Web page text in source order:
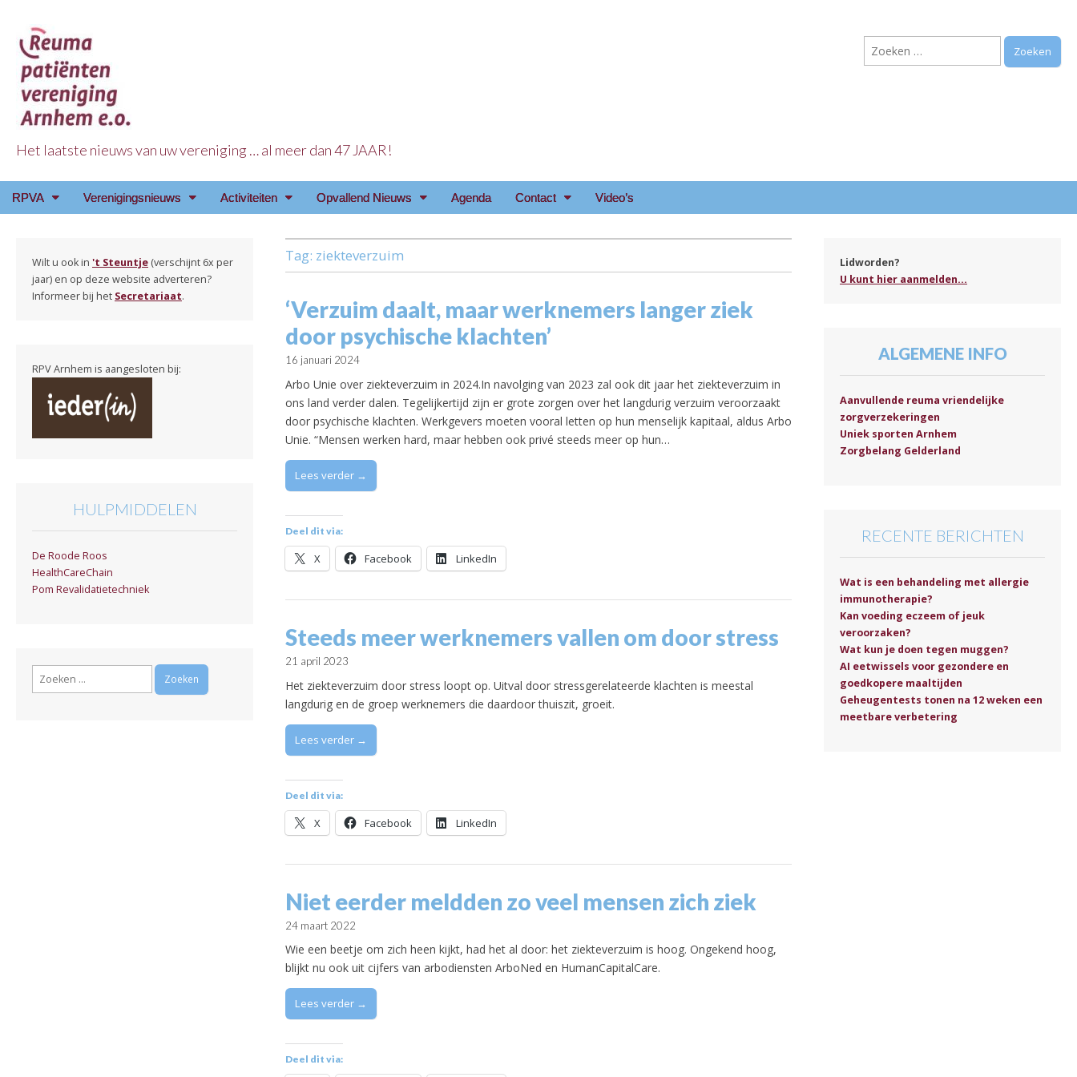
Reuma Patienten Vereniging Arnhem e.o.
Het laatste nieuws van uw vereniging … al meer dan 47 JAAR!
Zoeken
naar:
Main
Skip
RPVA Verenigingsnieuws Activiteiten Opvallend Nieuws Agenda Contact Video’s
Tag: ziekteverzuim
‘Verzuim daalt, maar werknemers langer ziek
door psychische klachten’
16 januari 2024
Arbo Unie over ziekteverzuim in 2024.In navolging van 2023 zal ook dit jaar het ziekteverzuim in
ons land verder dalen. Tegelijkertijd zijn er grote zorgen over het langdurig verzuim veroorzaakt
door psychische klachten. Werkgevers moeten vooral letten op hun menselijk kapitaal, aldus Arbo
Unie. “Mensen werken hard, maar hebben ook privé steeds meer op hun…
Lees verder →
Deel dit via:
X Facebook LinkedIn
Steeds meer werknemers vallen om door stress
21 april 2023
Het ziekteverzuim door stress loopt op. Uitval door stressgerelateerde klachten is meestal
langdurig en de groep werknemers die daardoor thuiszit, groeit.
Lees verder →
Deel dit via:
X Facebook LinkedIn
Niet eerder meldden zo veel mensen zich ziek
24 maart 2022
Wie een beetje om zich heen kijkt, had het al door: het ziekteverzuim is hoog. Ongekend hoog,
blijkt nu ook uit cijfers van arbodiensten ArboNed en HumanCapitalCare.
Lees verder →
Deel dit via:
Wilt u ook in 't Steuntje (verschijnt 6x per
jaar) en op deze website adverteren?
Informeer bij het Secretariaat.
RPV Arnhem is aangesloten bij:
HULPMIDDELEN
De Roode Roos
HealthCareChain
Pom Revalidatietechniek
Zoeken
Lidworden?
U kunt hier aanmelden...
ALGEMENE INFO
Aanvullende reuma vriendelijke
zorgverzekeringen
Uniek sporten Arnhem
Zorgbelang Gelderland
RECENTE BERICHTEN
Wat is een behandeling met allergie
immunotherapie?
Kan voeding eczeem of jeuk
veroorzaken?
Wat kun je doen tegen muggen?
AI eetwissels voor gezondere en
goedkopere maaltijden
Geheugentests tonen na 12 weken een
meetbare verbetering